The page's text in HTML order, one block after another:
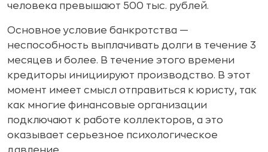
человека превышают 500 тыс. рублей.
Основное условие банкротства —
неспособность выплачивать долги в течение 3
месяцев и более. В течение этого времени
кредиторы инициируют производство. В этот
момент имеет смысл отправиться к юристу, так
как многие финансовые организации
подключают к работе коллекторов, а это
оказывает серьезное психологическое